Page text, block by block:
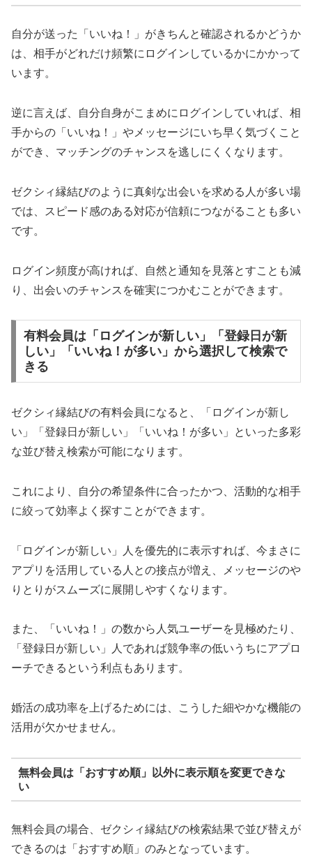
自分が送った「いいね！」がきちんと確認されるかどうか
は、相手がどれだけ頻繁にログインしているかにかかって
います。
逆に言えば、自分自身がこまめにログインしていれば、相
手からの「いいね！」やメッセージにいち早く気づくこと
ができ、マッチングのチャンスを逃しにくくなります。
ゼクシィ縁結びのように真剣な出会いを求める人が多い場
では、スピード感のある対応が信頼につながることも多い
です。
ログイン頻度が高ければ、自然と通知を見落とすことも減
り、出会いのチャンスを確実につかむことができます。
有料会員は「ログインが新しい」「登録日が新
しい」「いいね！が多い」から選択して検索で
きる
ゼクシィ縁結びの有料会員になると、「ログインが新し
い」「登録日が新しい」「いいね！が多い」といった多彩
な並び替え検索が可能になります。
これにより、自分の希望条件に合ったかつ、活動的な相手
に絞って効率よく探すことができます。
「ログインが新しい」人を優先的に表示すれば、今まさに
アプリを活用している人との接点が増え、メッセージのや
りとりがスムーズに展開しやすくなります。
また、「いいね！」の数から人気ユーザーを見極めたり、
「登録日が新しい」人であれば競争率の低いうちにアプロ
ーチできるという利点もあります。
婚活の成功率を上げるためには、こうした細やかな機能の
活用が欠かせません。
無料会員は「おすすめ順」以外に表示順を変更できな
い
無料会員の場合、ゼクシィ縁結びの検索結果で並び替えが
できるのは「おすすめ順」のみとなっています。